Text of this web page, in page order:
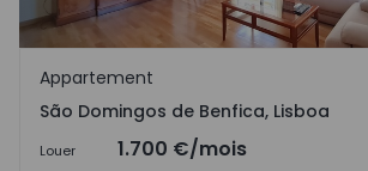
São Domingos de Benfica, Lisboa
Appartement
São Domingos de Benfica, Lisboa
Louer 1.700 €/mois